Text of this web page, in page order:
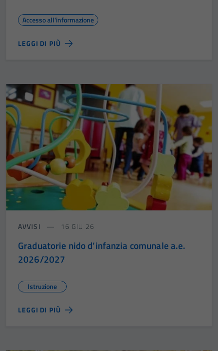
Accesso all'informazione
LEGGI DI PIÙ
AVVISI 16 GIU 26
Graduatorie nido d’infanzia comunale a.e.
2026/2027
Istruzione
LEGGI DI PIÙ